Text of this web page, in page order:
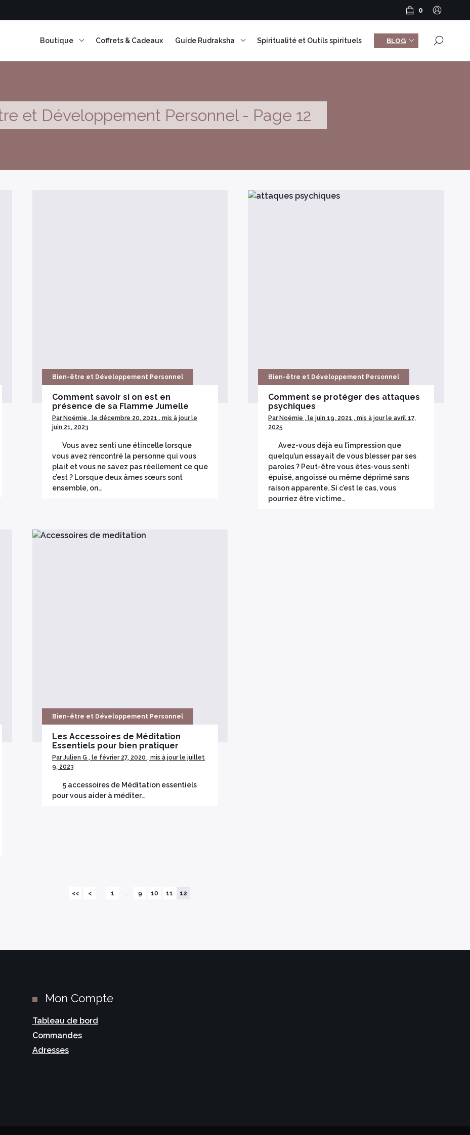
et Développement Personnel - Page 12
Bien-être et Développement Personnel
Comment savoir si on est en
présence de sa Flamme Jumelle
Par Noémie , le décembre 20, 2021 , mis à jour le
juin 21, 2023
Vous avez senti une étincelle lorsque
vous avez rencontré la personne qui vous
plait et vous ne savez pas réellement ce que
c’est ? Lorsque deux âmes sœurs sont
ensemble, on…
Bien-être et Développement Personnel
Comment se protéger des attaques
psychiques
Par Noémie , le juin 19, 2021 , mis à jour le avril 17,
2025
Avez-vous déjà eu l’impression que
quelqu’un essayait de vous blesser par ses
paroles ? Peut-être vous êtes-vous senti
épuisé, angoissé ou même déprimé sans
raison apparente. Si c’est le cas, vous
pourriez être victime…
Bien-être et Développement Personnel
Les Accessoires de Méditation
Essentiels pour bien pratiquer
Par Julien G , le février 27, 2020 , mis à jour le juillet
9, 2023
5 accessoires de Méditation essentiels
pour vous aider à méditer…
<< < 1 … 9 10 11 12
0
Boutique Coffrets & Cadeaux Guide Rudraksha Spiritualité et Outils spirituels BLOG
Mon Compte
Tableau de bord
Commandes
Adresses